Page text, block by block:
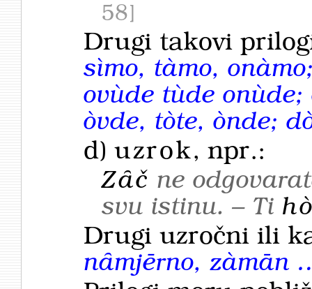
58
Drugi takovi
sìmo, tàmo,
ovùde tùde
òvde, tòte, ònde;
d) uzrok, npr.:
Zȃč ne
svu istinu. – Ti
Drugi uzročni ili
nȃmjērno, zàmān